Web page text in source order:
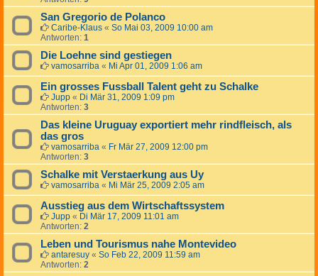
San Gregorio de Polanco
Caribe-Klaus « So Mai 03, 2009 10:00 am
Antworten: 1
Die Loehne sind gestiegen
vamosarriba « Mi Apr 01, 2009 1:06 am
Ein grosses Fussball Talent geht zu Schalke
Jupp « Di Mär 31, 2009 1:09 pm
Antworten: 3
Das kleine Uruguay exportiert mehr rindfleisch, als
das gros
vamosarriba « Fr Mär 27, 2009 12:00 pm
Antworten: 3
Schalke mit Verstaerkung aus Uy
vamosarriba « Mi Mär 25, 2009 2:05 am
Ausstieg aus dem Wirtschaftssystem
Jupp « Di Mär 17, 2009 11:01 am
Antworten: 2
Leben und Tourismus nahe Montevideo
antaresuy « So Feb 22, 2009 11:59 am
Antworten: 2